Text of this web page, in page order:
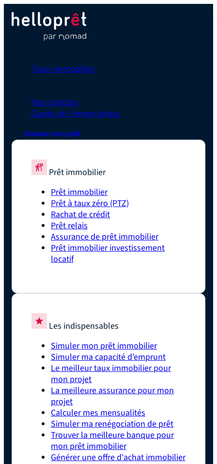
Taux immobilier
Nos articles
Guide de l'emprunteur
Simuler mon prêt
Prêt immobilier
Prêt immobilier
Prêt à taux zéro (PTZ)
Rachat de crédit
Prêt relais
Assurance de prêt immobilier
Prêt immobilier investissement
locatif
Les indispensables
Simuler mon prêt immobilier
Simuler ma capacité d'emprunt
Le meilleur taux immobilier pour
mon projet
La meilleure assurance pour mon
projet
Calculer mes mensualités
Simuler ma renégociation de prêt
Trouver la meilleure banque pour
mon prêt immobilier
Générer une offre d'achat immobilier